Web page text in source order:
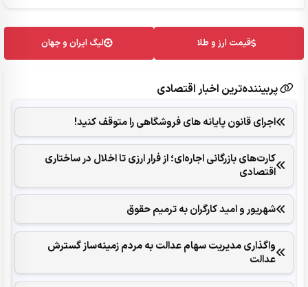
قیمت ارز و طلا لیگ ایران و جهان
پربیننده‌ترین اخبار اقتصادی
اجرای قانون پایانه های فروشگاهی را متوقف کنید!
کارت‌های بازرگانی اجاره‌ای؛ از فرار ارزی تا اخلال در ساختاری
اقتصادی
شهریور و امید کارگران به ترمیم حقوق
واگذاری مدیریت سهام عدالت به مردم زمینه‌ساز گسترش
عدالت